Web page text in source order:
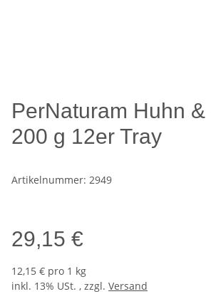
PerNaturam Huhn
200 g 12er Tray
Artikelnummer: 2949
29,15 €
12,15 € pro 1 kg
inkl. 13% USt. , zzgl. Versand